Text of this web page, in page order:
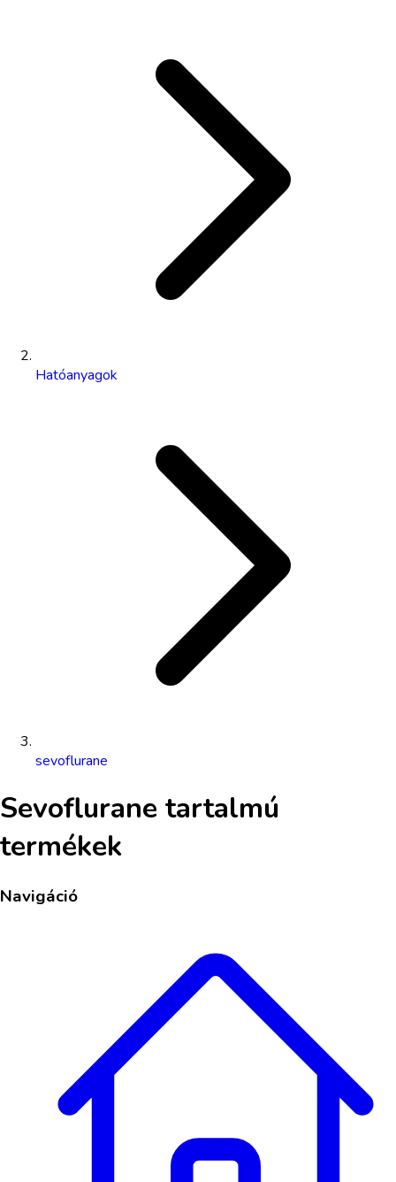
Hatóanyagok
sevoflurane
Sevoflurane tartalmú
termékek
Navigáció